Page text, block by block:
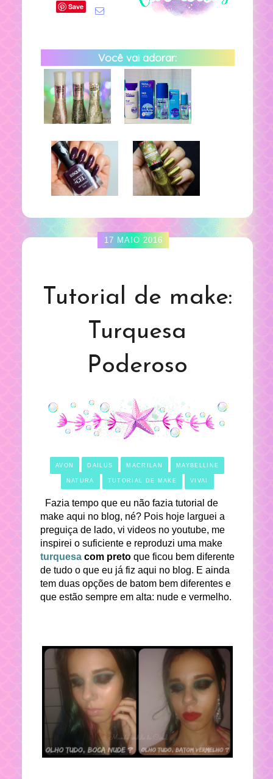
Save
Você vai adorar:
17 MAIO 2016
Tutorial de make:
Turquesa
Poderoso
AVON DAILUS MACRILAN MAYBELLINE
NATURA TUTORIAL DE MAKE VIVAI
Fazia tempo que eu não fazia tutorial de
make aqui no blog, né? Pois hoje larguei a
preguiça de lado, vi videos no youtube, me
inspirei o suficiente e reproduzi uma make
turquesa com pretoque ficou bem diferente
de tudo o que eu já fiz aqui no blog. E ainda
tem duas opções de batom bem diferentes e
que estão sempre em alta: nude e vermelho.